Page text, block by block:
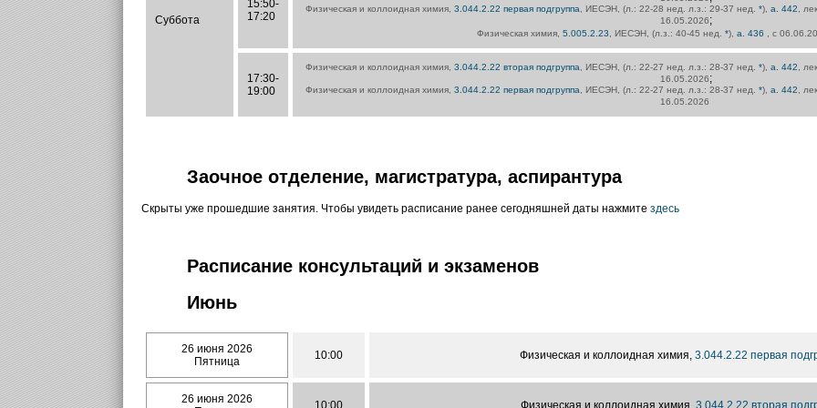
Суббота
15:50-
17:20
Физическая и коллоидная химия, 3.044.2.22 первая подгруппа , ИЕСЭН, (л.: 22-28 нед. л.з.: 29-37 нед. *), а. 442 ,
16.05.2026;
Физическая химия, 5.005.2.23 , ИЕСЭН, (л.з.: 40-45 нед. *), а. 436 , с
17:30-
19:00
Физическая и коллоидная химия, 3.044.2.22 вторая подгруппа , ИЕСЭН, (л.: 22-27 нед. л.з.: 28-37 нед. *), а. 442 ,
16.05.2026;
Физическая и коллоидная химия, 3.044.2.22 первая подгруппа , ИЕСЭН, (л.: 22-27 нед. л.з.: 28-37 нед. *), а. 442 ,
16.05.2026
Заочное отделение, магистратура, аспирантура
Скрыты уже прошедшие занятия. Чтобы увидеть расписание ранее сегодняшней даты нажмите здесь
Расписание консультаций и экзаменов
Июнь
26 июня 2026
Пятница
10:00 Физическая и коллоидная химия, 3.044.2.22 первая
26 июня 2026
10:00 Физическая и коллоидная химия, 3.044.2.22 вторая